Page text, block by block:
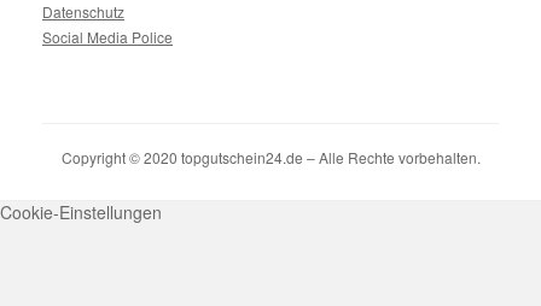
Datenschutz
Social Media Police
Copyright © 2020 topgutschein24.de – Alle Rechte vorbehalten.
Cookie-Einstellungen